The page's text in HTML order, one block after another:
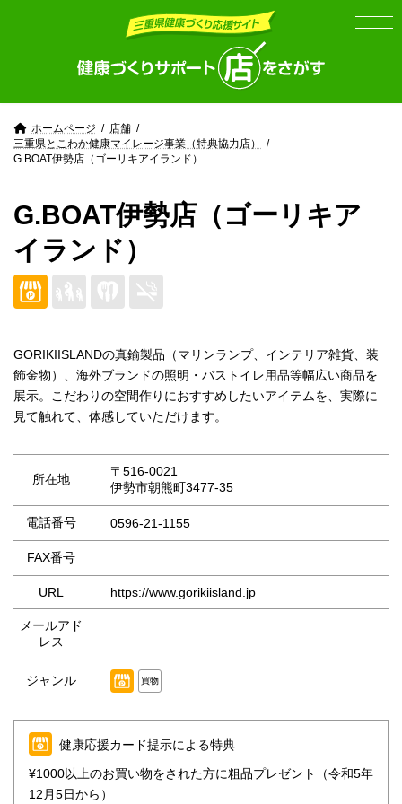
ホームページ
店舗
三重県とこわか健康マイレージ事業（特典協力店）
G.BOAT伊勢店（ゴーリキアイランド）
G.BOAT伊勢店（ゴーリキア
イランド）
GORIKIISLANDの真鍮製品（マリンランプ、インテリア雑貨、装
飾金物）、海外ブランドの照明・バストイレ用品等幅広い商品を
展示。こだわりの空間作りにおすすめしたいアイテムを、実際に
見て触れて、体感していただけます。
所在地
〒516-0021
伊勢市朝熊町3477-35
電話番号 0596-21-1155
FAX番号
URL https://www.gorikiisland.jp
メールアド
レス
ジャンル 買物
健康応援カード提示による特典
¥1000以上のお買い物をされた方に粗品プレゼント（令和5年
12月5日から）